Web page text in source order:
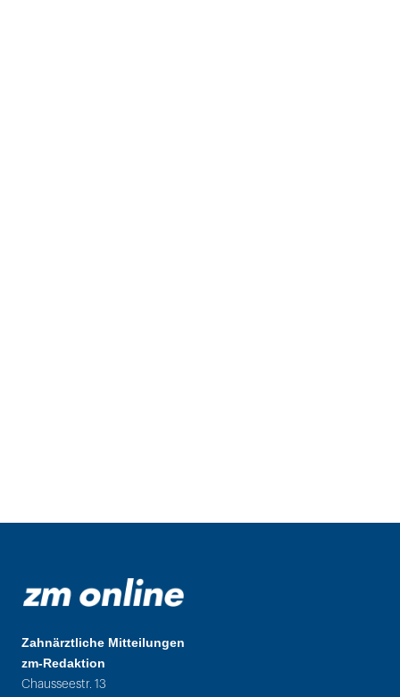
Zahnärztliche Mitteilungen
zm-Redaktion
Chausseestr. 13